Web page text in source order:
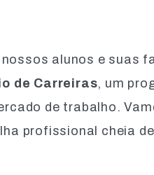
alunos e suas
de Carreiras, um
de trabalho.
profissional cheia